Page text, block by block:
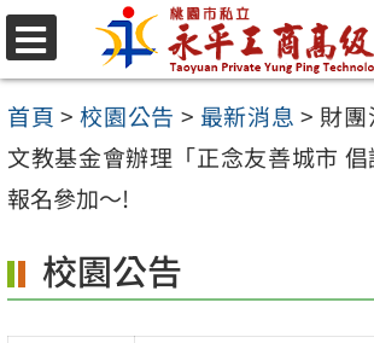
跳
至
主
要
內
區
首頁 > 校園公告 > 最新消息 > 財
文教基金會辦理「正念友善城市
報名參加～!
校園公告
選
單